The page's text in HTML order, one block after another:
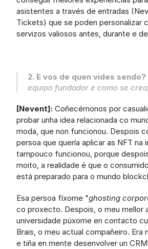
asistentes a través de entradas
Tickets) que se poden personalizar
servizos valiosos antes, durante e
2. E vos de quen vides sendo?
equipo fundador e como se
[Nevent]: Coñecémonos por
probar unha idea relacionada co
moda, que non funcionou. Despois
persoa que quería aplicar as NFT na
tampouco funcionou, porque
moito, a realidade é que o
está preparado para o mundo
Esa persoa fíxome "ghosting
co proxecto. Despois, o meu mellor
universidade púxome en contacto
Brais, o meu actual compañeiro. Era
e tiña en mente desenvolver un